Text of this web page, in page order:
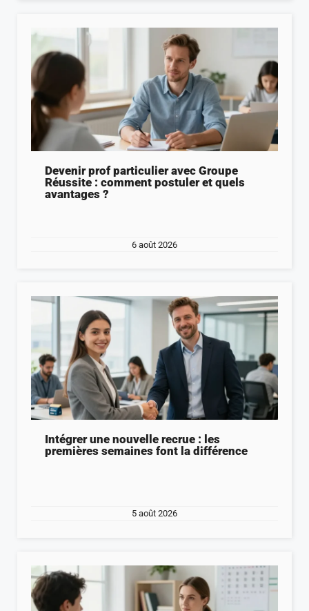
Devenir prof particulier avec Groupe
Réussite : comment postuler et quels
avantages ?
6 août 2026
Intégrer une nouvelle recrue : les
premières semaines font la différence
5 août 2026